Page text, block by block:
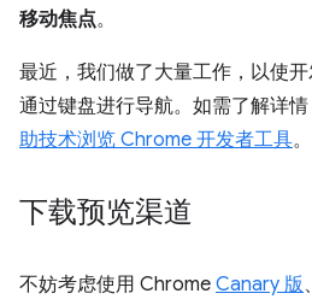
移动焦点。
最近，我们做了大量工作，以使
通过键盘进行导航。如需了解详
助技术浏览 Chrome 开发者工具。
下载预览渠道
不妨考虑使用 Chrome Canary 版、